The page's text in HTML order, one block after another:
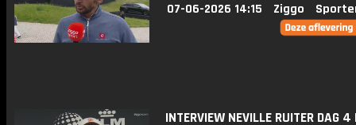
07-06-2026 14:15 Ziggo
INTERVIEW NEVILLE RUITER DAG